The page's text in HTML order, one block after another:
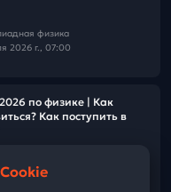
физика
2026 г., 07:00
по физике | Как
Как поступить в
физика